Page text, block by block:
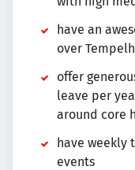
have an
over
offer
leave per
around core
have weekly
events